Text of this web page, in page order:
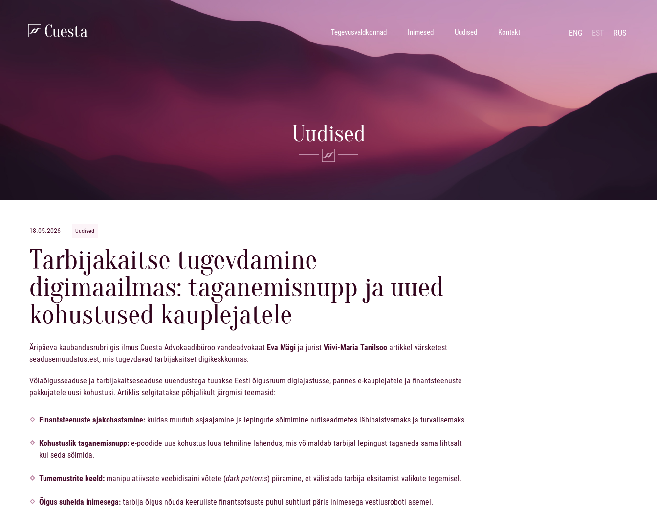
Tegevusvaldkonnad Inimesed Uudised Kontakt ENG EST RUS
Uudised
18.05.2026 Uudised
Tarbijakaitse tugevdamine
digimaailmas: taganemisnupp ja uued
kohustused kauplejatele
Äripäeva kaubandusrubriigis ilmus Cuesta Advokaadibüroo vandeadvokaat Eva Mägi ja jurist Viivi-Maria Tanilsoo artikkel värsketest
seadusemuudatustest, mis tugevdavad tarbijakaitset digikeskkonnas.
Võlaõigusseaduse ja tarbijakaitseseaduse uuendustega tuuakse Eesti õigusruum digiajastusse, pannes e-kauplejatele ja finantsteenuste
pakkujatele uusi kohustusi. Artiklis selgitatakse põhjalikult järgmisi teemasid:
Finantsteenuste ajakohastamine: kuidas muutub asjaajamine ja lepingute sõlmimine nutiseadmetes läbipaistvamaks ja turvalisemaks.
Kohustuslik taganemisnupp: e-poodide uus kohustus luua tehniline lahendus, mis võimaldab tarbijal lepingust taganeda sama lihtsalt
kui seda sõlmida.
Tumemustrite keeld: manipulatiivsete veebidisaini võtete (dark patterns) piiramine, et välistada tarbija eksitamist valikute tegemisel.
Õigus suhelda inimesega: tarbija õigus nõuda keeruliste finantsotsuste puhul suhtlust päris inimesega vestlusroboti asemel.